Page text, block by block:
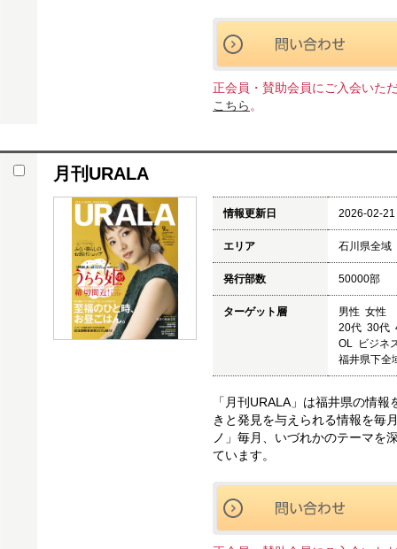
正会員・賛助会員にご入会いた
こちら 。
月刊URALA
情報更新日 2026-02-
エリア 石川県全域
発行部数 50000部
ターゲット層
男性 女性
20代 30代
OL ビジネ
福井県下全
「月刊URALA」は福井県の情
きと発見を与えられる情報を毎
ノ」毎月、いづれかのテーマを
ています。